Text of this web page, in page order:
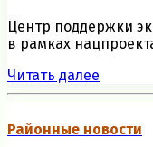
Центр поддержки
в рамках
Читать далее
Районные новости